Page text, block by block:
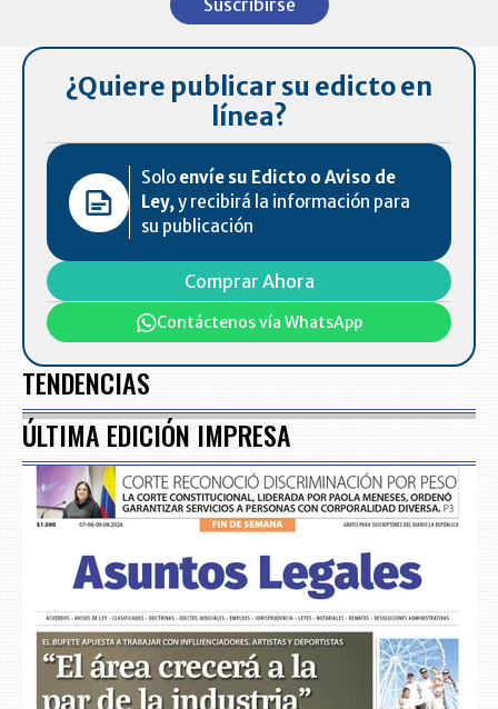
Suscribirse
¿Quiere publicar su edicto en
línea?
Solo envíe su Edicto o Aviso de
Ley,y recibirá la información para
su publicación
Comprar Ahora
Contáctenos vía WhatsApp
TENDENCIAS
ÚLTIMA EDICIÓN IMPRESA